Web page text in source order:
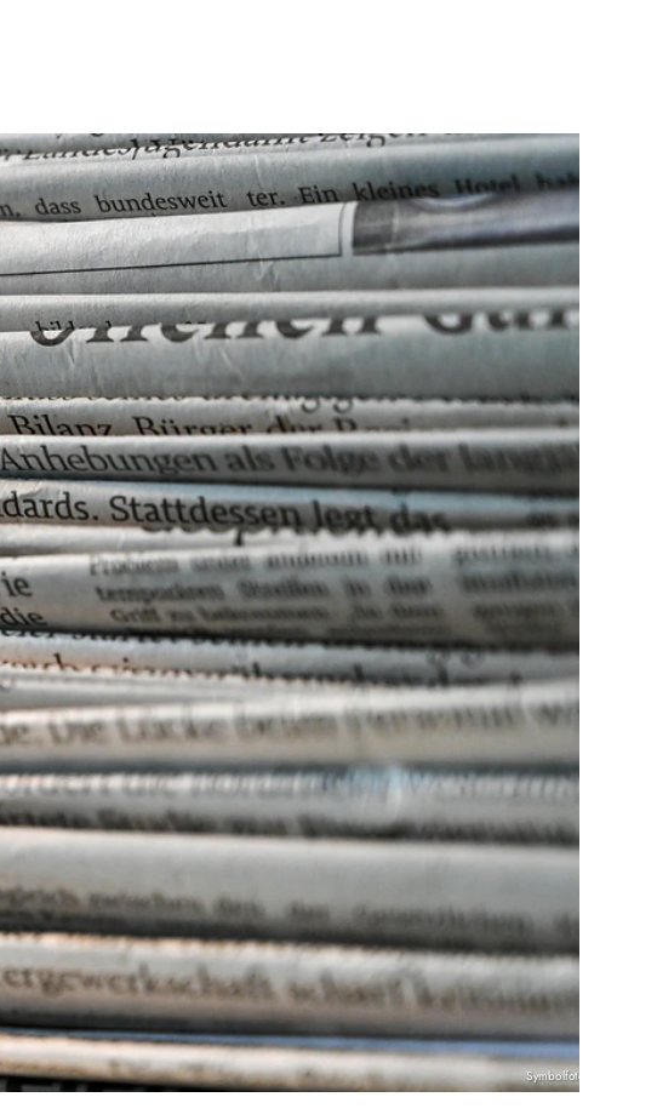
Symbolfoto: KNA